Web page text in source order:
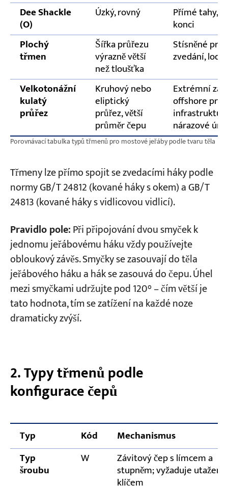
Dee Shackle
(O)
Úzký, rovný Přímé tahy,
konci
Plochý
třmen
Šířka průřezu
výrazně větší
než tloušťka
Stísněné
zvedání,
Velkotonážní
kulatý
průřez
Kruhový nebo
eliptický
průřez, větší
průměr čepu
Extrémní
offshore
nárazové
Porovnávací tabulka typů třmenů pro mostové jeřáby podle tvaru těla
Třmeny lze přímo spojit se zvedacími háky podle
normy GB/T 24812 (kované háky s okem) a GB/T
24813 (kované háky s vidlicovou vidlicí).
Pravidlo pole:Při připojování dvou smyček k
jednomu jeřábovému háku vždy používejte
obloukový závěs. Smyčky se zasouvají do těla
jeřábového háku a hák se zasouvá do čepu. Úhel
mezi smyčkami udržujte pod 120° – čím větší je
tato hodnota, tím se zatížení na každé noze
dramaticky zvýší.
2. Typy třmenů podle
konfigurace čepů
Typ Kód
Mechanismus
Typ
šroubu
W Závitový čep s límcem a
stupněm; vyžaduje utažení
klíčem